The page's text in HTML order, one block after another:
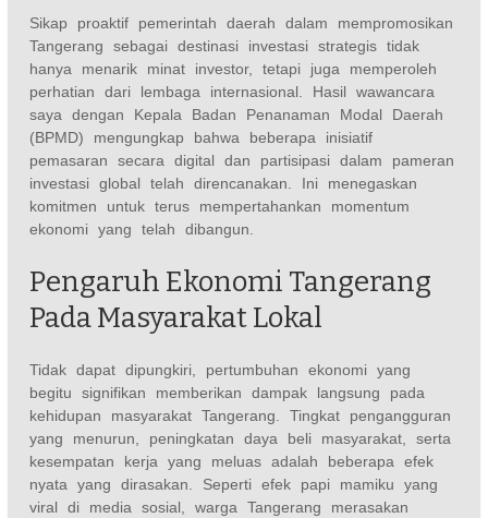
Sikap proaktif pemerintah daerah dalam mempromosikan
Tangerang sebagai destinasi investasi strategis tidak
hanya menarik minat investor, tetapi juga memperoleh
perhatian dari lembaga internasional. Hasil wawancara
saya dengan Kepala Badan Penanaman Modal Daerah
(BPMD) mengungkap bahwa beberapa inisiatif
pemasaran secara digital dan partisipasi dalam pameran
investasi global telah direncanakan. Ini menegaskan
komitmen untuk terus mempertahankan momentum
ekonomi yang telah dibangun.
Pengaruh Ekonomi Tangerang
Pada Masyarakat Lokal
Tidak dapat dipungkiri, pertumbuhan ekonomi yang
begitu signifikan memberikan dampak langsung pada
kehidupan masyarakat Tangerang. Tingkat pengangguran
yang menurun, peningkatan daya beli masyarakat, serta
kesempatan kerja yang meluas adalah beberapa efek
nyata yang dirasakan. Seperti efek papi mamiku yang
viral di media sosial, warga Tangerang merasakan